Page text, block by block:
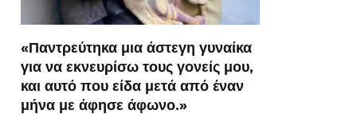
«Παντρεύτηκα μια άστεγη γυναίκα
για να εκνευρίσω τους γονείς μου,
και αυτό που είδα μετά από έναν
μήνα με άφησε άφωνο.»